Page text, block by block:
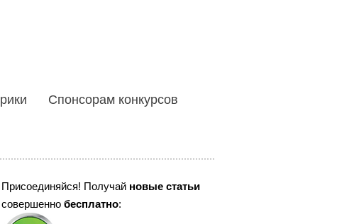
Спонсорам конкурсов
Присоединяйся! Получай новые статьи
совершенно бесплатно: